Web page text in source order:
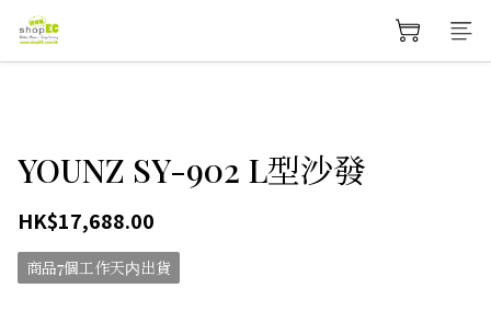
YOUNZ SY-902 L型沙發
HK$17,688.00
商品7個工作天内出貨